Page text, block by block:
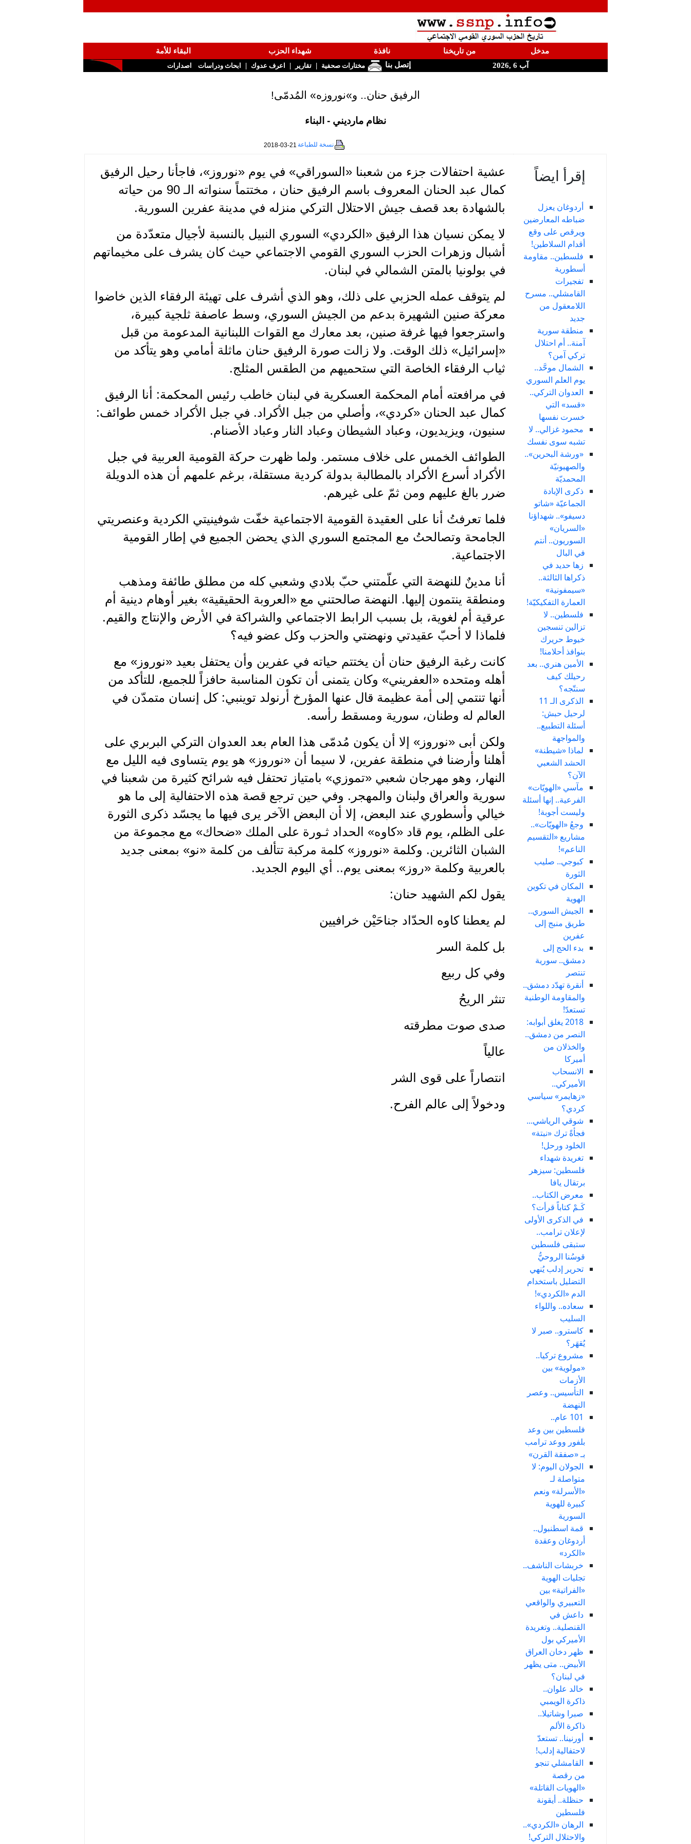
مدخل من تاريخنا نافذة شهداء الحزب
البقاء للأمة
آب 6 ,2026
إتصل بنا مختارات صحفية | تقارير | اعرف عدوك | ابحاث ودراسات اصدارات
الرفيق حنان.. و»نوروزه» المُدمّى!
نظام مارديني - البناء
نسخة للطباعة 2018-03-21
إقرأ ايضاً
أردوغان يعزل
ضباطه المعارضين
ويرقص على وقع
أقدام السلاطين!
فلسطين.. مقاومة
أسطورية
تفجيرات
القامشلي.. مسرح
اللامعقول من
جديد
منطقة سورية
آمنة.. أم احتلال
تركي آمن؟
الشمال موحَّد..
يوم العلم السوري
العدوان التركي..
«قسد» التي
خسرت نفسها
محمود غزالي.. لا
تشبه سوى نفسك
«ورشة البحرين»..
والصهيونيّة
المحمديّة
ذكرى الإبادة
الجماعيّة «شاتو
دسيفو».. شهداؤنا
«السريان»
السوريون.. أنتم
في البال
زها حديد في
ذكراها الثالثة..
«سيمفونية»
العمارة التفكيكيّة!
فلسطين.. لا
تزالين تنسجين
خيوط حريرك
بنوافذ أحلامنا!
الأمين هنري.. بعد
رحيلك كيف
سنتّجه؟
الذكرى الـ 11
لرحيل حبش:
أسئلة التطبيع..
والمواجهة
لماذا «شيطنة»
الحشد الشعبي
الآن؟
مآسي «الهويّات»
الفرعية.. إنها أسئلة
وليست أجوبة!
وجعُ «الهويّات»..
مشاريع «التقسيم
الناعم»!
كبوجي.. صليب
الثورة
المكان في تكوين
الهوية
الجيش السوري..
طريق منبج إلى
عفرين
بدء الحج إلى
دمشق.. سورية
تنتصر
أنقرة تهدّد دمشق..
والمقاومة الوطنية
تستعدّ!
2018 يغلق أبوابه:
النصر من دمشق..
والخذلان من
أميركا
الانسحاب
الأميركي..
«زهايمر» سياسي
كردي؟
شوقي الرياشي...
فجأةً ترك «نبتة»
الخلود ورحل!
تغريدة شهداء
فلسطين: سيزهر
برتقال يافا
معرض الكتاب..
كَـمْ كتاباً قرأت؟
في الذكرى الأولى
لإعلان ترامب..
ستبقى فلسطين
قوسُنا الروحيُّ
تحرير إدلب يُنهي
التضليل باستخدام
الدم «الكردي»!
سعاده.. واللواء
السليب
كاسترو.. صبر لا
يُقهَر؟
مشروع تركيا..
«مولوية» بين
الأزمات
التأسيس.. وعصر
النهضة
101 عام..
فلسطين بين وعد
بلفور ووعد ترامب
بـ «صفقة القرن»
الجولان اليوم: لا
متواصلة لـ
«الأسرلة» ونعم
كبيرة للهوية
السورية
قمة اسطنبول..
أردوغان وعقدة
«الكرد»
خربشات الناشف..
تجليات الهوية
«الفراتية» بين
التعبيري والواقعي
داعش في
القنصلية.. وتغريدة
الأميركي بول
ظهر دخان العراق
الأبيض.. متى يظهر
في لبنان؟
خالد علوان..
ذاكرة الويمبي
صبرا وشاتيلا..
ذاكرة الألم
أورنينا.. تستعدّ
لاحتفالية إدلب!
القامشلي تنجو
من رقصة
«الهويات القاتلة»
حنظلة.. أيقونة
فلسطين
الرهان «الكردي»..
والاحتلال التركي!
عشية احتفالات جزء من شعبنا «السوراقي» في يوم «نوروز»، فاجأنا رحيل الرفيق
كمال عبد الحنان المعروف باسم الرفيق حنان ، مختتماً سنواته الـ 90 من حياته
بالشهادة بعد قصف جيش الاحتلال التركي منزله في مدينة عفرين السورية.
لا يمكن نسيان هذا الرفيق «الكردي» السوري النبيل بالنسبة لأجيال متعدّدة من
أشبال وزهرات الحزب السوري القومي الاجتماعي حيث كان يشرف على مخيماتهم
في بولونيا بالمتن الشمالي في لبنان.
لم يتوقف عمله الحزبي على ذلك، وهو الذي أشرف على تهيئة الرفقاء الذين خاضوا
معركة صنين الشهيرة بدعم من الجيش السوري، وسط عاصفة ثلجية كبيرة،
واسترجعوا فيها غرفة صنين، بعد معارك مع القوات اللبنانية المدعومة من قبل
«إسرائيل» ذلك الوقت. ولا زالت صورة الرفيق حنان ماثلة أمامي وهو يتأكد من
ثياب الرفقاء الخاصة التي ستحميهم من الطقس المثلج.
في مرافعته أمام المحكمة العسكرية في لبنان خاطب رئيس المحكمة: أنا الرفيق
كمال عبد الحنان «كردي»، وأصلي من جبل الأكراد. في جبل الأكراد خمس طوائف:
سنيون، ويزيديون، وعباد الشيطان وعباد النار وعباد الأصنام.
الطوائف الخمس على خلاف مستمر. ولما ظهرت حركة القومية العربية في جبل
الأكراد أسرع الأكراد بالمطالبة بدولة كردية مستقلة، برغم علمهم أن هذه الدويلة
ضرر بالغ عليهم ومن ثمّ على غيرهم.
فلما تعرفتُ أنا على العقيدة القومية الاجتماعية خفّت شوفينيتي الكردية وعنصريتي
الجامحة وتصالحتُ مع المجتمع السوري الذي يحضن الجميع في إطار القومية
الاجتماعية.
أنا مدينٌ للنهضة التي علّمتني حبّ بلادي وشعبي كله من مطلق طائفة ومذهب
ومنطقة ينتمون إليها. النهضة صالحتني مع «العروبة الحقيقية» بغير أوهام دينية أم
عرقية أم لغوية، بل بسبب الرابط الاجتماعي والشراكة في الأرض والإنتاج والقيم.
فلماذا لا أحبّ عقيدتي ونهضتي والحزب وكل عضو فيه؟
كانت رغبة الرفيق حنان أن يختتم حياته في عفرين وأن يحتفل بعيد «نوروز» مع
أهله ومتحده «العفريني» وكان يتمنى أن تكون المناسبة حافزاً للجميع، للتأكد من
أنها تنتمي إلى أمة عظيمة قال عنها المؤرخ أرنولد توينبي: كل إنسان متمدّن في
العالم له وطنان، سورية ومسقط رأسه.
ولكن أبى «نوروز» إلا أن يكون مُدمّى هذا العام بعد العدوان التركي البربري على
أهلنا وأرضنا في منطقة عفرين، لا سيما أن «نوروز» هو يوم يتساوى فيه الليل مع
النهار، وهو مهرجان شعبي «تموزي» بامتياز تحتفل فيه شرائح كثيرة من شعبنا في
سورية والعراق ولبنان والمهجر. وفي حين ترجع قصة هذه الاحتفالية إلى ما هو
خيالي وأسطوري عند البعض، إلا أن البعض الآخر يرى فيها ما يجسّد ذكرى الثورة
على الظلم، يوم قاد «كاوه» الحداد ثـورة على الملك «ضحاك» مع مجموعة من
الشبان الثائرين. وكلمة «نوروز» كلمة مركبة تتألف من كلمة «نو» بمعنى جديد
بالعربية وكلمة «روز» بمعنى يوم.. أي اليوم الجديد.
يقول لكم الشهيد حنان:
لم يعطنا كاوه الحدّاد جناحَيْن خرافيين
بل كلمة السر
وفي كل ربيع
تنثر الريحُ
صدى صوت مطرقته
عالياً
انتصاراً على قوى الشر
ودخولاً إلى عالم الفرح.